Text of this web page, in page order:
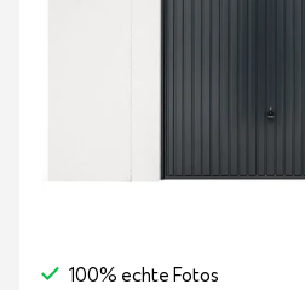
100% echte Fotos